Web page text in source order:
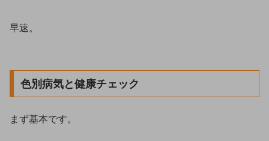
早速。
色別病気と健康チェック
まず基本です。